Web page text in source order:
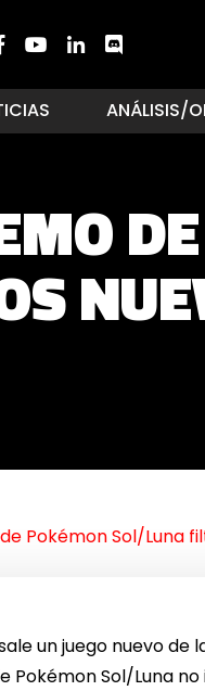
ANÁLISIS/
Pokémon Sol/Luna
un juego nuevo de
Pokémon Sol/Luna